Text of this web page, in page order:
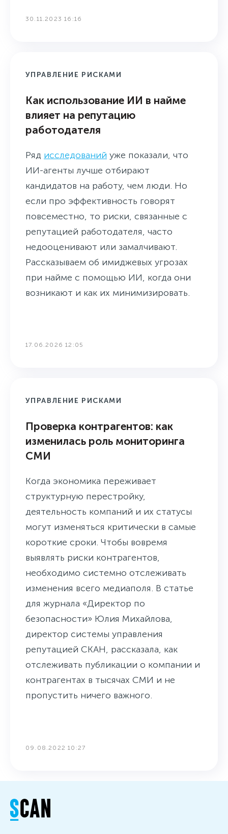
30.11.2023 16:16
УПРАВЛЕНИЕ РИСКАМИ
Как использование ИИ в найме
влияет на репутацию
работодателя
Ряд исследований уже показали, что
ИИ-агенты лучше отбирают
кандидатов на работу, чем люди. Но
если про эффективность говорят
повсеместно, то риски, связанные с
репутацией работодателя, часто
недооценивают или замалчивают.
Рассказываем об имиджевых угрозах
при найме с помощью ИИ, когда они
возникают и как их минимизировать.
17.06.2026 12:05
УПРАВЛЕНИЕ РИСКАМИ
Проверка контрагентов: как
изменилась роль мониторинга
СМИ
Когда экономика переживает
структурную перестройку,
деятельность компаний и их статусы
могут изменяться критически в самые
короткие сроки. Чтобы вовремя
выявлять риски контрагентов,
необходимо системно отслеживать
изменения всего медиаполя. В статье
для журнала «Директор по
безопасности» Юлия Михайлова,
директор системы управления
репутацией СКАН, рассказала, как
отслеживать публикации о компании и
контрагентах в тысячах СМИ и не
пропустить ничего важного.
09.08.2022 10:27